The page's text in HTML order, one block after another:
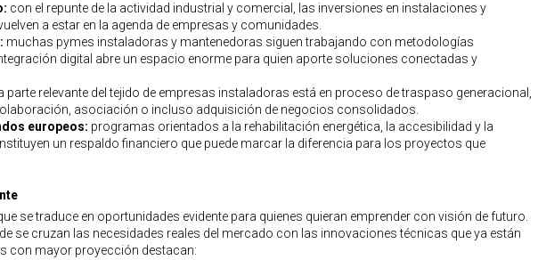
con el repunte de la actividad industrial y comercial, las inversiones en instalaciones y
a estar en la agenda de empresas y comunidades.
muchas pymes instaladoras y mantenedoras siguen trabajando con metodologías
digital abre un espacio enorme para quien aporte soluciones conectadas y
parte relevante del tejido de empresas instaladoras está en proceso de traspaso generacional,
asociación o incluso adquisición de negocios consolidados.
europeos: programas orientados a la rehabilitación energética, la accesibilidad y la
un respaldo financiero que puede marcar la diferencia para los proyectos que
se traduce en oportunidades evidente para quienes quieran emprender con visión de futuro.
se cruzan las necesidades reales del mercado con las innovaciones técnicas que ya están
con mayor proyección destacan: